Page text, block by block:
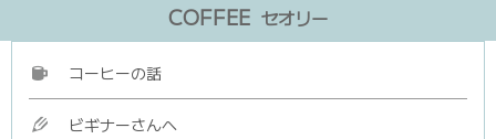
COFFEE セオリー
コーヒーの話
ビギナーさんへ